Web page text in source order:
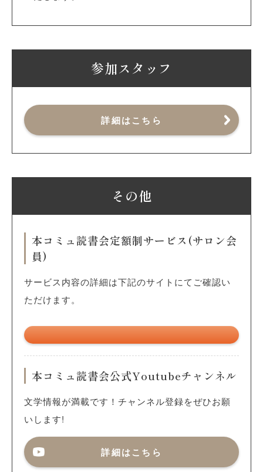
参加スタッフ
詳細はこちら
その他
本コミュ読書会定額制サービス(サロン会
員)
サービス内容の詳細は下記のサイトにてご確認い
ただけます。
本コミュ読書会公式Youtubeチャンネル
文学情報が満載です！チャンネル登録をぜひお願
いします!
詳細はこちら